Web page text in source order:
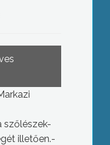
szőlészek-
illetően.-